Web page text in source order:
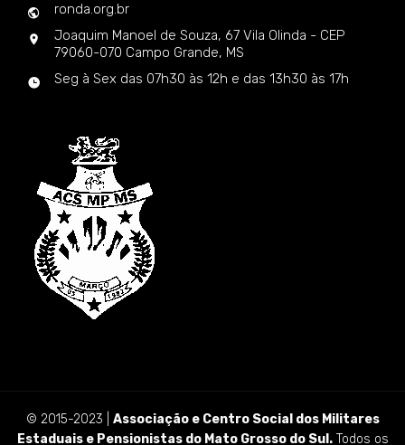
ronda.org.br
Joaquim Manoel de Souza, 67 Vila Olinda - CEP
79060-070 Campo Grande, MS
Seg à Sex das 07h30 às 12h e das 13h30 às 17h
© 2015-2023 | Associação e Centro Social dos Militares
Estaduais e Pensionistas do Mato Grosso do Sul.Todos os